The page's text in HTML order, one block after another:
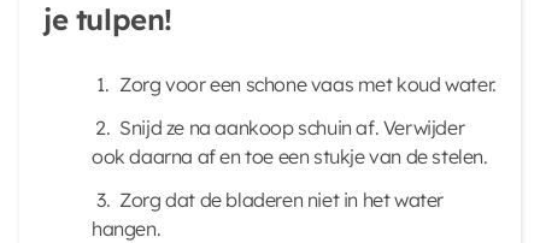
je tulpen!
Zorg voor een schone vaas met koud water.
Snijd ze na aankoop schuin af. Verwijder
ook daarna af en toe een stukje van de stelen.
Zorg dat de bladeren niet in het water
hangen.